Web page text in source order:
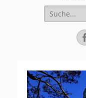
Suche
für: